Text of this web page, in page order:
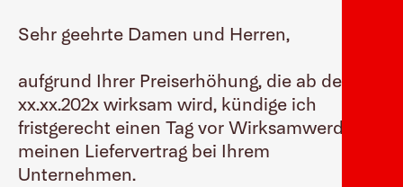
Sehr geehrte Damen und Herren,
aufgrund Ihrer Preiserhöhung, die ab dem
xx.xx.202x wirksam wird, kündige ich
fristgerecht einen Tag vor Wirksamwerden
meinen Liefervertrag bei Ihrem
Unternehmen.